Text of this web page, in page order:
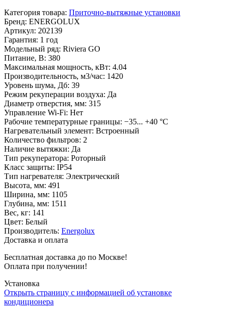
Категория товара: Приточно-вытяжные установки
Бренд: ENERGOLUX
Артикул: 202139
Гарантия: 1 год
Модельный ряд: Riviera GO
Питание, В: 380
Максимальная мощность, кВт: 4.04
Производительность, м3/час: 1420
Уровень шума, Дб: 39
Режим рекуперации воздуха: Да
Диаметр отверстия, мм: 315
Управление Wi-Fi: Нет
Рабочие температурные границы: −35... +40 °С
Нагревательный элемент: Встроенный
Количество фильтров: 2
Наличие вытяжки: Да
Тип рекуператора: Роторный
Класс защиты: IP54
Тип нагревателя: Электрический
Высота, мм: 491
Ширина, мм: 1105
Глубина, мм: 1511
Вес, кг: 141
Цвет: Белый
Производитель: Energolux
Доставка и оплата
Бесплатная доставка до по Москве!
Оплата при получении!
Установка
Открыть страницу с информацией об установке
кондиционера